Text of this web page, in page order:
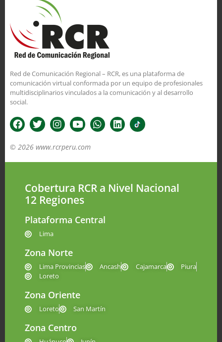
Red de Comunicación Regional – RCR, es una plataforma de
comunicación virtual conformada por un equipo de profesionales
multidisciplinarios vinculados a la comunicación y al desarrollo
social.
© 2026 www.rcrperu.com
Cobertura RCR a Nivel Nacional
12 Regiones
Plataforma Central
Lima
Zona Norte
Lima Provincias Ancash Cajamarca
Piura
Loreto
Zona Oriente
Loreto San Martín
Zona Centro